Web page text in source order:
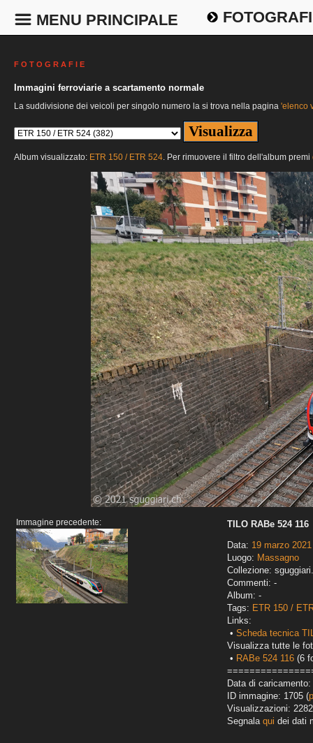
MENU PRINCIPALE
F O T O G R A F I E
Immagini ferroviarie a scartamento normale
La suddivisione dei veicoli per singolo numero la si trova nella pagina 'elenco
Album visualizzato: ETR 150 / ETR 524. Per rimuovere il filtro dell'album premi
Immagine precedente:
TILO RABe 524 116
Data: 19 marzo 2021
Luogo: Massagno
Collezione:
Commenti: -
Album: -
Tags: ETR 150 /
Links:
• Scheda tecnica
Visualizza tutte le
• RABe 524 116 (6
Data di
ID immagine: 1705 (
Visualizzazioni: 2282
Segnala qui dei dati